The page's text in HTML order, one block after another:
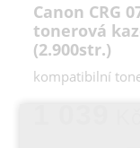
Canon CRG
tonerová
(2.900str.)
kompatibilní